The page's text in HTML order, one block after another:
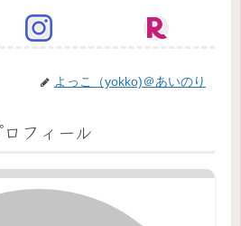
よっこ（yokko)＠あいのり
ロフィール